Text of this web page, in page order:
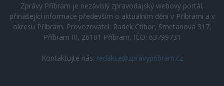
Zprávy Příbram je nezávislý zpravodajský webový portál,
přinášející informace především o aktuálním dění v Příbrami a v
okresu Příbram. Provozovatel: Radek Ctibor, Smetanova 317,
Příbram III, 26101 Příbram, IČO: 63799731
Kontaktujte nás: redakce@zpravypribram.cz